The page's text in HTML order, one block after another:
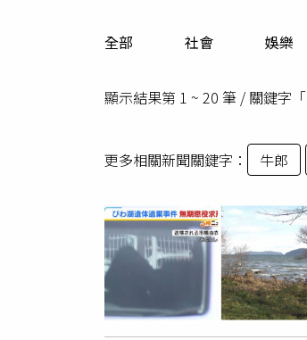
全部 社會 娛樂
顯示結果第 1 ~ 20 筆 / 關鍵字「
更多相關新聞關鍵字： 牛郎